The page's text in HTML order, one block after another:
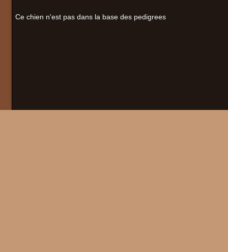
Ce chien n'est pas dans la base des pedigrees